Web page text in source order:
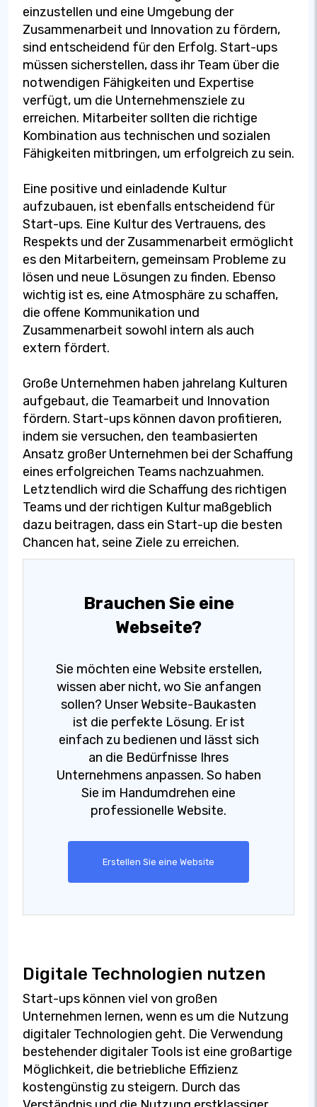
einzustellen und eine Umgebung der
Zusammenarbeit und Innovation zu fördern,
sind entscheidend für den Erfolg. Start-ups
müssen sicherstellen, dass ihr Team über die
notwendigen Fähigkeiten und Expertise
verfügt, um die Unternehmensziele zu
erreichen. Mitarbeiter sollten die richtige
Kombination aus technischen und sozialen
Fähigkeiten mitbringen, um erfolgreich zu sein.
Eine positive und einladende Kultur
aufzubauen, ist ebenfalls entscheidend für
Start-ups. Eine Kultur des Vertrauens, des
Respekts und der Zusammenarbeit ermöglicht
es den Mitarbeitern, gemeinsam Probleme zu
lösen und neue Lösungen zu finden. Ebenso
wichtig ist es, eine Atmosphäre zu schaffen,
die offene Kommunikation und
Zusammenarbeit sowohl intern als auch
extern fördert.
Große Unternehmen haben jahrelang Kulturen
aufgebaut, die Teamarbeit und Innovation
fördern. Start-ups können davon profitieren,
indem sie versuchen, den teambasierten
Ansatz großer Unternehmen bei der Schaffung
eines erfolgreichen Teams nachzuahmen.
Letztendlich wird die Schaffung des richtigen
Teams und der richtigen Kultur maßgeblich
dazu beitragen, dass ein Start-up die besten
Chancen hat, seine Ziele zu erreichen.
Brauchen Sie eine
Webseite?
Sie möchten eine Website erstellen,
wissen aber nicht, wo Sie anfangen
sollen? Unser Website-Baukasten
ist die perfekte Lösung. Er ist
einfach zu bedienen und lässt sich
an die Bedürfnisse Ihres
Unternehmens anpassen. So haben
Sie im Handumdrehen eine
professionelle Website.
Erstellen Sie eine Website
Digitale Technologien nutzen
Start-ups können viel von großen
Unternehmen lernen, wenn es um die Nutzung
digitaler Technologien geht. Die Verwendung
bestehender digitaler Tools ist eine großartige
Möglichkeit, die betriebliche Effizienz
kostengünstig zu steigern. Durch das